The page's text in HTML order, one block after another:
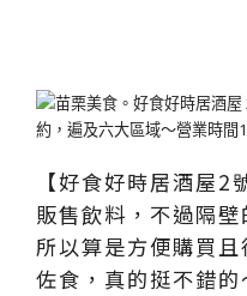
【好食好時居酒屋2
販售飲料，不過隔壁
所以算是方便購買
佐食，真的挺不錯的